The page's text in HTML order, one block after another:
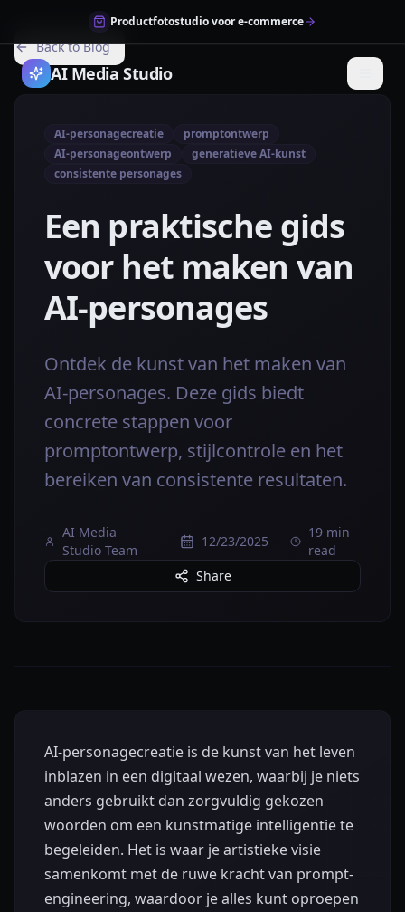
Productfotostudio voor e-commerce
AI Media Studio
Back to Blog
AI-personagecreatie
promptontwerp
AI-personageontwerp
generatieve AI-kunst
consistente personages
Een praktische gids
voor het maken van
AI-personages
Ontdek de kunst van het maken van
AI-personages. Deze gids biedt
concrete stappen voor
promptontwerp, stijlcontrole en het
bereiken van consistente resultaten.
AI Media
Studio Team
12/23/2025
19 min
read
Share
AI-personagecreatie is de kunst van het leven
inblazen in een digitaal wezen, waarbij je niets
anders gebruikt dan zorgvuldig gekozen
woorden om een kunstmatige intelligentie te
begeleiden. Het is waar je artistieke visie
samenkomt met de ruwe kracht van prompt-
engineering, waardoor je alles kunt oproepen